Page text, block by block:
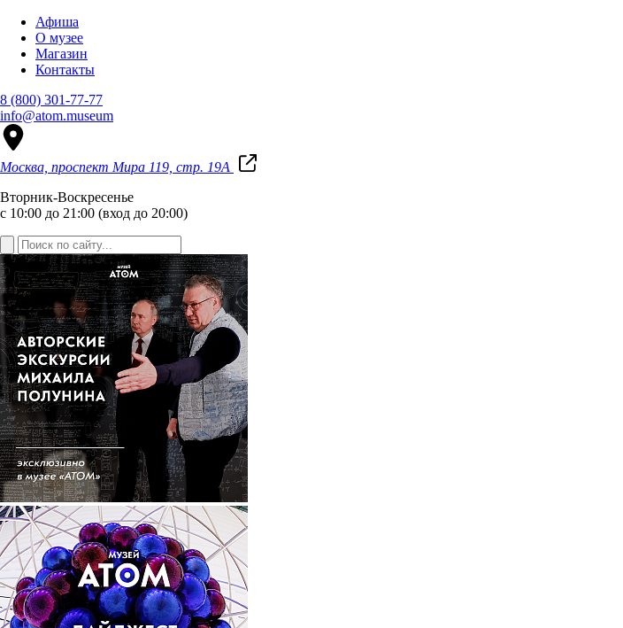
Афиша
О музее
Магазин
Контакты
8 (800) 301-77-77
info@atom.museum
Москва, проспект Мира 119, стр. 19А
Вторник-Воскресенье
с 10:00 до 21:00 (вход до 20:00)